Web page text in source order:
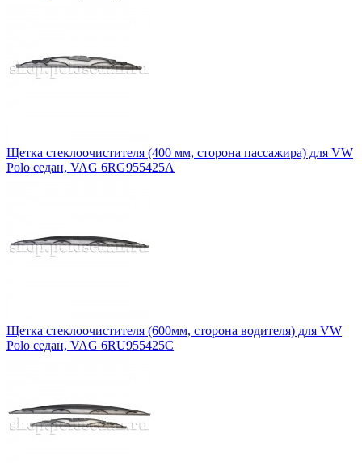
Щетка стеклоочистителя (400 мм, сторона пассажира) для VW
Polo седан, VAG 6RG955425A
Щетка стеклоочистителя (600мм, сторона водителя) для VW
Polo седан, VAG 6RU955425C